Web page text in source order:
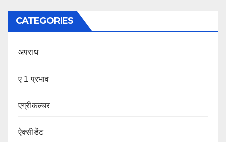
CATEGORIES
अपराध
ए 1 प्रभाव
एग्रीकल्चर
ऐक्सीडेंट